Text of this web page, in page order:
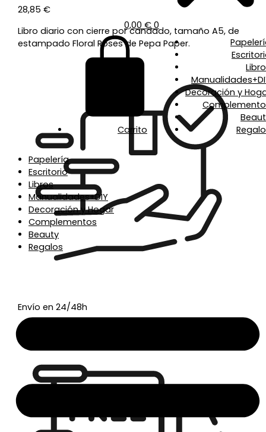
0,00 € 0
Carrito
Decoración y
Papelería
Escritorio
Libros
Manualidades+DIY
Decoración y Hogar
Complementos
Beauty
Regalos
28,85€
Libro diario con cierre por candado, tamaño A5, de
estampado Floral Roses de Pepa Paper.
Envío en 24/48h